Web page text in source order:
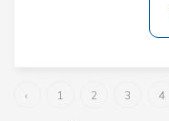
‹ 1 2 3 4